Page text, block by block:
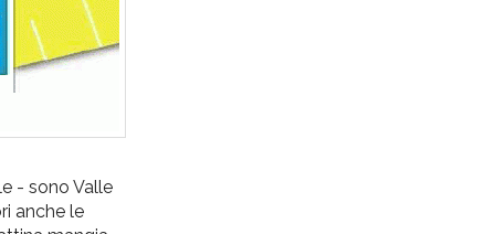
- sono Valle
anche le